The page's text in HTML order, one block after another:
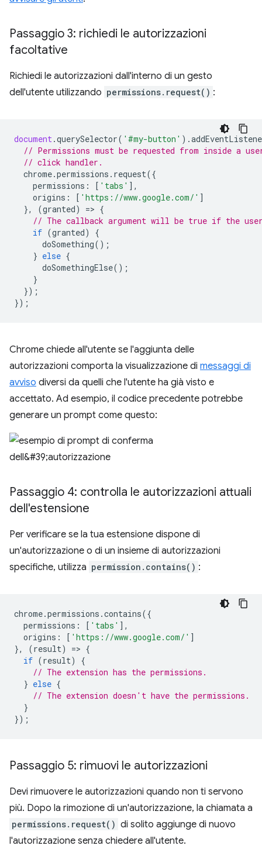
Passaggio 3: richiedi le autorizzazioni
facoltative
Richiedi le autorizzazioni dall'interno di un gesto
dell'utente utilizzando permissions.request() :
document.querySelector( '#my-button' ).
// Permissions must be requested from inside a
// click handler.
chrome.permissions . request({
permissions : [ 'tabs' ],
origins : [ 'https://www.google.com/' ]
},
(granted) => {
// The callback argument will be true if the
if (granted)
{
doSomething();
} else {
doSomethingElse();
}
});
});
Chrome chiede all'utente se l'aggiunta delle
autorizzazioni comporta la visualizzazione di messaggi di
avviso diversi da quelli che l'utente ha già visto e
accettato. Ad esempio, il codice precedente potrebbe
generare un prompt come questo:
Passaggio 4: controlla le autorizzazioni attuali
dell'estensione
Per verificare se la tua estensione dispone di
un'autorizzazione o di un insieme di autorizzazioni
specifiche, utilizza permission.contains() :
chrome.permissions .contains({
permissions : [ 'tabs' ],
origins : [ 'https://www.google.com/' ]
},
(result) => {
if (result)
{
// The extension has the permissions.
} else {
// The extension doesn't have the permissions.
}
});
Passaggio 5: rimuovi le autorizzazioni
Devi rimuovere le autorizzazioni quando non ti servono
più. Dopo la rimozione di un'autorizzazione, la chiamata a
permissions.request() di solito aggiunge di nuovo
l'autorizzazione senza chiedere all'utente.